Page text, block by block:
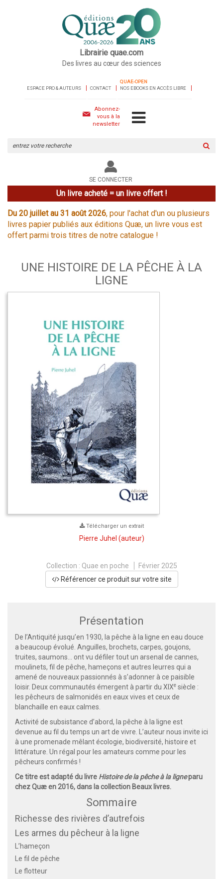
Librairie quae.com
Des livres au cœur des sciences
ESPACE PRO & AUTEURS CONTACT
QUAE-OPEN
NOS EBOOKS EN ACCÈS LIBRE
Abonnez-
vous à la
newsletter
le
site
SE CONNECTER
Un livre acheté = un livre offert !
Du 20 juillet au 31 août 2026, pour l'achat d'un ou plusieurs
livres papier publiés aux éditions Quæ, un livre vous est
offert parmi trois titres de notre catalogue !
UNE HISTOIRE DE LA PÊCHE À LA
LIGNE
Télécharger un extrait
Pierre Juhel (auteur)
Collection : Quae en poche
Février 2025
Référencer ce produit sur votre site
Présentation
De l’Antiquité jusqu’en 1930, la pêche à la ligne en eau douce
a beaucoup évolué. Anguilles, brochets, carpes, goujons,
truites, saumons… ont vu défiler tout un arsenal de cannes,
moulinets, fil de pêche, hameçons et autres leurres qui a
amené de nouveaux passionnés à s’adonner à ce paisible
loisir. Deux communautés émergent à partir du XIXe siècle :
les pêcheurs de salmonidés en eaux vives et ceux de
blanchaille en eaux calmes.
Activité de subsistance d’abord, la pêche à la ligne est
devenue au fil du temps un art de vivre. L’auteur nous invite ici
à une promenade mêlant écologie, biodiversité, histoire et
littérature. Un régal pour les amateurs comme pour les
pêcheurs confirmés !
Ce titre est adapté du livre Histoire de la pêche à la ligneparu
chez Quæ en 2016, dans la collection Beaux livres.
Sommaire
Richesse des rivières d’autrefois
Les armes du pêcheur à la ligne
L’hameçon
Le fil de pêche
Le flotteur